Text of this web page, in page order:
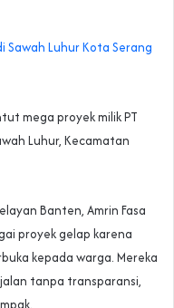
Sawah Luhur Kota Serang
mega proyek milik PT
Luhur, Kecamatan
Banten, Amrin Fasa
proyek gelap karena
kepada warga. Mereka
tanpa transparansi,